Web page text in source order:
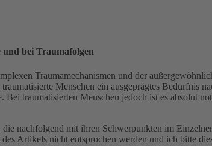
und bei Traumafolgen
Traumamechanismen und der
Menschen ein ausgeprägtes
Bei traumatisierten Menschen jedoch ist es absolut
die nachfolgend mit ihren Schwerpunkten im
Artikels nicht entsprochen werden und ich bitte